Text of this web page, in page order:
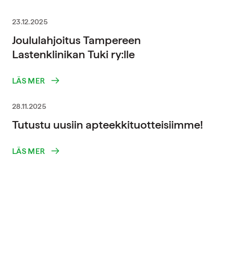
23.12.2025
Joululahjoitus Tampereen
Lastenklinikan Tuki ry:lle
LÄS MER
28.11.2025
Tutustu uusiin apteekkituotteisiimme!
LÄS MER